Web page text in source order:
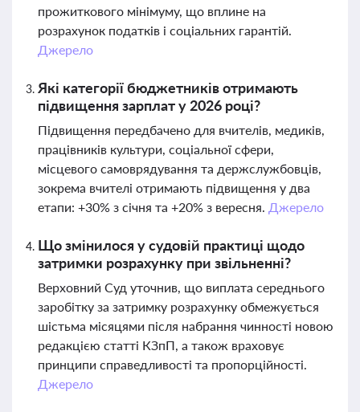
прожиткового мінімуму, що вплине на
розрахунок податків і соціальних гарантій.
Джерело
Які категорії бюджетників отримають
підвищення зарплат у 2026 році?
Підвищення передбачено для вчителів, медиків,
працівників культури, соціальної сфери,
місцевого самоврядування та держслужбовців,
зокрема вчителі отримають підвищення у два
етапи: +30% з січня та +20% з вересня. Джерело
Що змінилося у судовій практиці щодо
затримки розрахунку при звільненні?
Верховний Суд уточнив, що виплата середнього
заробітку за затримку розрахунку обмежується
шістьма місяцями після набрання чинності новою
редакцією статті КЗпП, а також враховує
принципи справедливості та пропорційності.
Джерело